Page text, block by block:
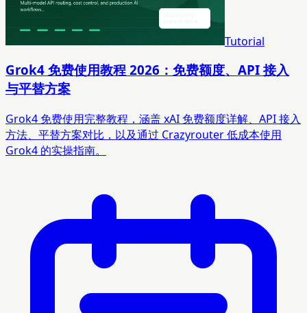
Tutorial
Grok4 免费使用教程 2026：免费额度、API 接入
与平替方案
Grok4 免费使用完整教程，涵盖 xAI 免费额度详解、API 接入
方法、平替方案对比，以及通过 Crazyrouter 低成本使用
Grok4 的实操指南。